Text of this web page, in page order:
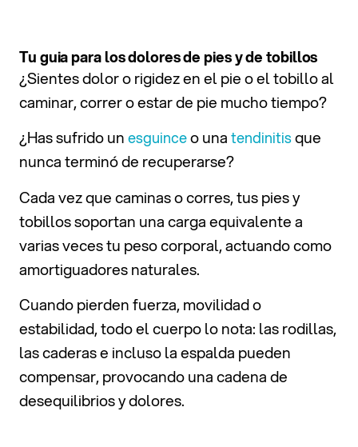
Tu guia para los dolores de pies y de tobillos
¿Sientes dolor o rigidez en el pie o el tobillo al
caminar, correr o estar de pie mucho tiempo?
¿Has sufrido unesguinceo unatendinitisque
nunca terminó de recuperarse?
Cada vez que caminas o corres, tus pies y
tobillos soportan una carga equivalente a
varias veces tu peso corporal, actuando como
amortiguadores naturales.
Cuando pierden fuerza, movilidad o
estabilidad, todo el cuerpo lo nota: las rodillas,
las caderas e incluso la espalda pueden
compensar, provocando una cadena de
desequilibrios y dolores.